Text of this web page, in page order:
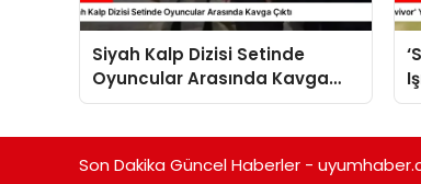
Siyah Kalp Dizisi Setinde
Oyuncular Arasında Kavga
Çıktı
Son Dakika Güncel Haberler -